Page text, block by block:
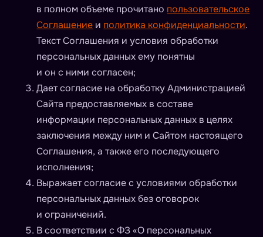
в полном объеме прочитано пользовательское
Соглашение и политика конфиденциальности.
Текст Соглашения и условия обработки
персональных данных ему понятны
и он с ними согласен;
Дает согласие на обработку Администрацией
Сайта предоставляемых в составе
информации персональных данных в целях
заключения между ним и Сайтом настоящего
Соглашения, а также его последующего
исполнения;
Выражает согласие с условиями обработки
персональных данных без оговорок
и ограничений.
В соответствии с ФЗ «О персональных